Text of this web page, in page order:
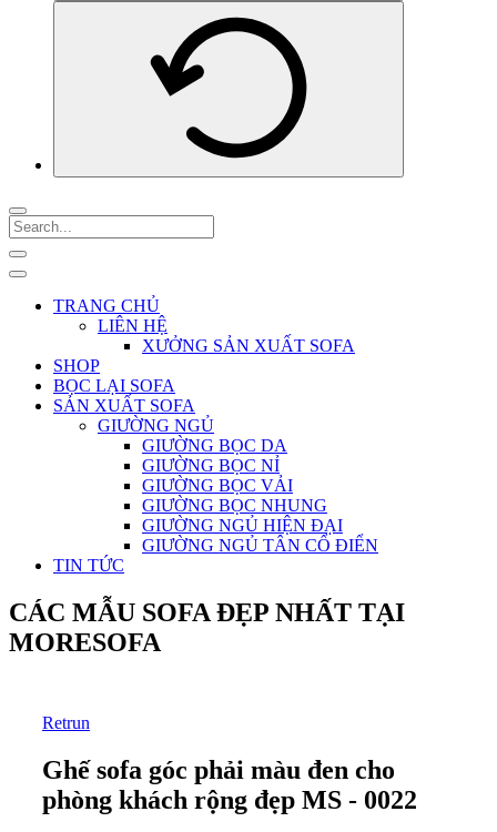
TRANG CHỦ
LIÊN HỆ
XƯỞNG SẢN XUẤT SOFA
SHOP
BỌC LẠI SOFA
SẢN XUẤT SOFA
GIƯỜNG NGỦ
GIƯỜNG BỌC DA
GIƯỜNG BỌC NỈ
GIƯỜNG BỌC VẢI
GIƯỜNG BỌC NHUNG
GIƯỜNG NGỦ HIỆN ĐẠI
GIƯỜNG NGỦ TÂN CỔ ĐIỂN
TIN TỨC
CÁC MẪU SOFA ĐẸP NHẤT TẠI
MORESOFA
Retrun
Ghế sofa góc phải màu đen cho
phòng khách rộng đẹp MS - 0022